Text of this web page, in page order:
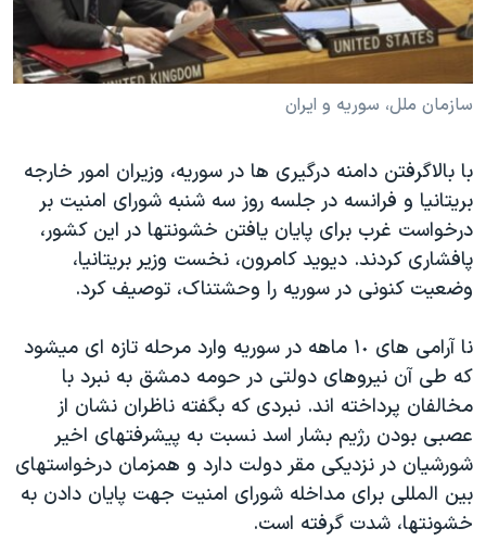
فرهنگ و زندگی
حقوق شهروندی
اقتصادی
اسرائیل در جنگ
گالری عکس
آرشیو پخش زنده
مستندها
انتخابات ریاست جمهوری آمریکا ۲۰۲۴
حمله جمهوری اسلامی به اسرائیل
ورزش زنان در ایران
اعتراضات زن، زندگی، آزادی
مجموعه مستندهای دادخواهی
تریبونال مردمی آبان ۹۸
چهل سال گروگان‌گیری
قانون شفافیت دارائی کادر رهبری ایران
اعتراضات مردمی آبان ۹۸
اسرائیل در جنگ
نرگس محمدی برنده جایزه نوبل صلح
دنبال کنید
زبانهای مختلف
سازمان ملل، سوريه و ايران
با بالاگرفتن دامنه درگيری ها در سوريه، وزيران امور خارجه
بريتانيا و فرانسه در جلسه روز سه شنبه شورای امنيت بر
درخواست غرب برای پايان يافتن خشونتها در اين کشور،
پافشاری کردند. ديويد کامرون، نخست وزير بريتانيا،
وضعيت کنونی در سوريه را وحشتناک، توصيف کرد.
نا آرامی های ۱٠ ماهه در سوريه وارد مرحله تازه ای ميشود
که طی آن نيروهای دولتی در حومه دمشق به نبرد با
مخالفان پرداخته اند. نبردی که بگفته ناظران نشان از
عصبی بودن رژيم بشار اسد نسبت به پيشرفتهای اخير
شورشيان در نزديکی مقر دولت دارد و همزمان درخواستهای
بين المللی برای مداخله شورای امنيت جهت پايان دادن به
خشونتها، شدت گرفته است.